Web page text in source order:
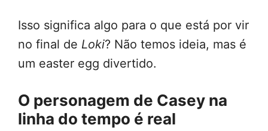
Isso significa algo para o que está por vir
no final de Loki? Não temos ideia, mas é
um easter egg divertido.
O personagem de Casey na
linha do tempo é real